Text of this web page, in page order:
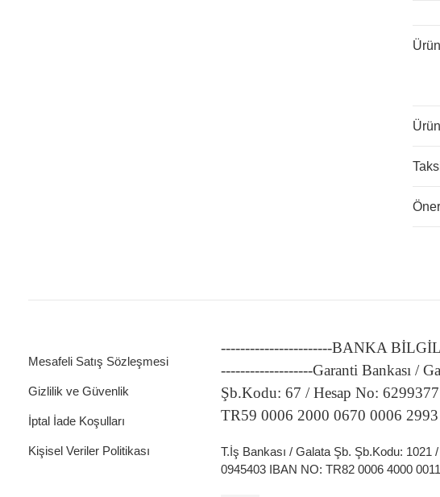
Mesafeli Satış Sözleşmesi
Gizlilik ve Güvenlik
İptal İade Koşulları
Kişisel Veriler Politikası
-----------------------BANKA
-------------------Garanti Bankası /
Şb.Kodu: 67 / Hesap No:
TR59 0006 2000 0670 0006
T.İş Bankası / Galata Şb. Şb.Kodu: 1021
0945403 IBAN NO: TR82 0006 4000